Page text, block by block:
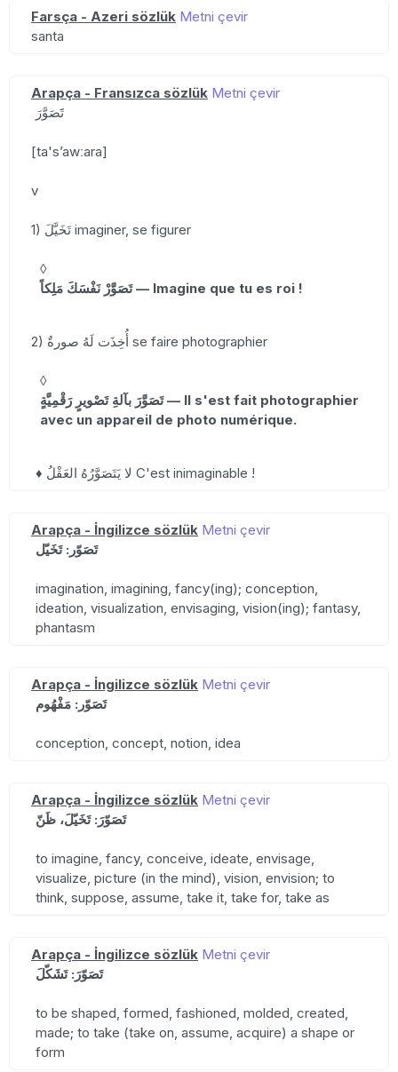
Farsça - Azeri sözlük Metni çevir
santa
Arapça - Fransızca sözlük Metni çevir
تََصَوَّرَ
[ta'sʼawːara]
v
1) تَخَيَّلَ imaginer, se figurer
◊
تَصَوَّرْ نَفْسَكَ مَلِكاً — Imagine que tu es roi !
2) أُخِذَت لَهُ صورةٌ se faire photographier
◊
تَصَوَّرَ بآلةِ تَصْويرٍ رَقْمِيَّةٍ — Il s'est fait photographier
avec un appareil de photo numérique.
♦ لا يَتَصَوَّرُهُ العَقْلُ C'est inimaginable !
Arapça - İngilizce sözlük Metni çevir
تَصَوّر: تَخَيّل
imagination, imagining, fancy(ing); conception,
ideation, visualization, envisaging, vision(ing); fantasy,
phantasm
Arapça - İngilizce sözlük Metni çevir
تَصَوّر: مَفْهُوم
conception, concept, notion, idea
Arapça - İngilizce sözlük Metni çevir
تَصَوّرَ: تَخَيّلَ، ظَنّ
to imagine, fancy, conceive, ideate, envisage,
visualize, picture (in the mind), vision, envision; to
think, suppose, assume, take it, take for, take as
Arapça - İngilizce sözlük Metni çevir
تَصَوّرَ: تَشَكّلَ
to be shaped, formed, fashioned, molded, created,
made; to take (take on, assume, acquire) a shape or
form